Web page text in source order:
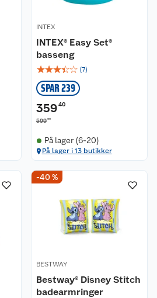
INTEX
INTEX® Easy Set®
basseng
☆☆☆☆☆ (7)
SPAR 239
35940
59900
På lager (6-20)
På lager i 13 butikker
-40 %
BESTWAY
Bestway® Disney Stitch
badearmringer